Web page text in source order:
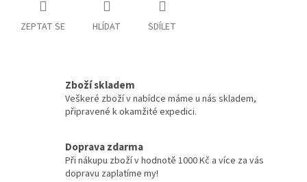
ZEPTAT SE HLÍDAT SDÍLET
Zboží skladem
Veškeré zboží v nabídce máme u nás skladem,
připravené k okamžité expedici.
Doprava zdarma
Při nákupu zboží v hodnotě 1000 Kč a více za vás
dopravu zaplatíme my!